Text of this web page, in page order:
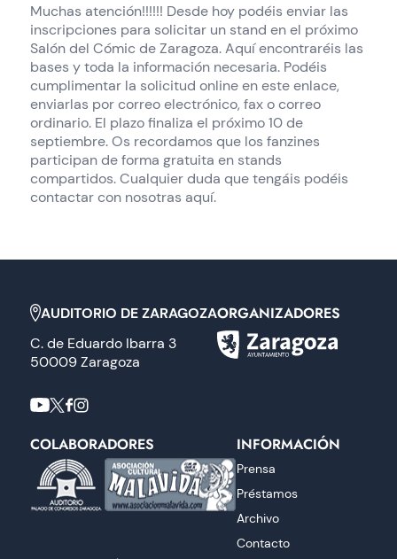
Muchas atención!!!!!! Desde hoy podéis enviar las
inscripciones para solicitar un stand en el próximo
Salón del Cómic de Zaragoza. Aquí encontraréis las
bases y toda la información necesaria. Podéis
cumplimentar la solicitud online en este enlace,
enviarlas por correo electrónico, fax o correo
ordinario. El plazo finaliza el próximo 10 de
septiembre. Os recordamos que los fanzines
participan de forma gratuita en stands
compartidos. Cualquier duda que tengáis podéis
contactar con nosotras aquí.
AUDITORIO DE ZARAGOZA
C. de Eduardo Ibarra 3
50009 Zaragoza
ORGANIZADORES
COLABORADORES INFORMACIÓN
Prensa
Préstamos
Archivo
Contacto